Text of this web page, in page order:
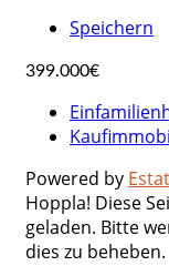
Speichern
399.000€
Powered by
Hoppla! Diese
geladen. Bitte
dies zu beheben.